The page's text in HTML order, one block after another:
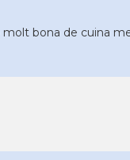
bona de cuina